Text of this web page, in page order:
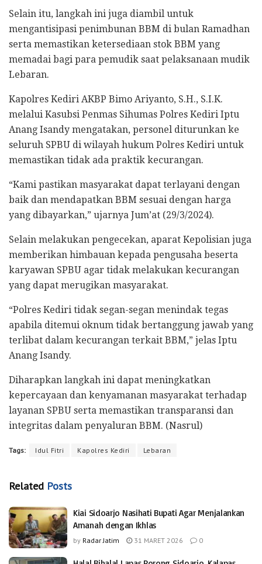
Selain itu, langkah ini juga diambil untuk
mengantisipasi penimbunan BBM di bulan Ramadhan
serta memastikan ketersediaan stok BBM yang
memadai bagi para pemudik saat pelaksanaan mudik
Lebaran.
Kapolres Kediri AKBP Bimo Ariyanto, S.H., S.I.K.
melalui Kasubsi Penmas Sihumas Polres Kediri Iptu
Anang Isandy mengatakan, personel diturunkan ke
seluruh SPBU di wilayah hukum Polres Kediri untuk
memastikan tidak ada praktik kecurangan.
“Kami pastikan masyarakat dapat terlayani dengan
baik dan mendapatkan BBM sesuai dengan harga
yang dibayarkan,” ujarnya Jum’at (29/3/2024).
Selain melakukan pengecekan, aparat Kepolisian juga
memberikan himbauan kepada pengusaha beserta
karyawan SPBU agar tidak melakukan kecurangan
yang dapat merugikan masyarakat.
“Polres Kediri tidak segan-segan menindak tegas
apabila ditemui oknum tidak bertanggung jawab yang
terlibat dalam kecurangan terkait BBM,” jelas Iptu
Anang Isandy.
Diharapkan langkah ini dapat meningkatkan
kepercayaan dan kenyamanan masyarakat terhadap
layanan SPBU serta memastikan transparansi dan
integritas dalam penyaluran BBM. (Nasrul)
Tags: Idul Fitri Kapolres Kediri Lebaran
Related Posts
Kiai Sidoarjo Nasihati Bupati Agar Menjalankan
Amanah dengan Ikhlas
by Radar Jatim 31 MARET 2026 0